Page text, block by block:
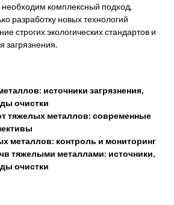
необходим комплексный подход,
разработку новых технологий
строгих экологических стандартов и
загрязнения.
источники загрязнения,
очистки
тяжелых металлов: современные
металлов: контроль и мониторинг
тяжелыми металлами: источники,
очистки